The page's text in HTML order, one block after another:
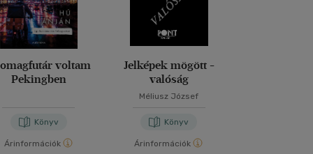
voltam
Pekingben
Könyv
Árinformációk
Jelképek mögött -
valóság
Méliusz József
Könyv
Árinformációk